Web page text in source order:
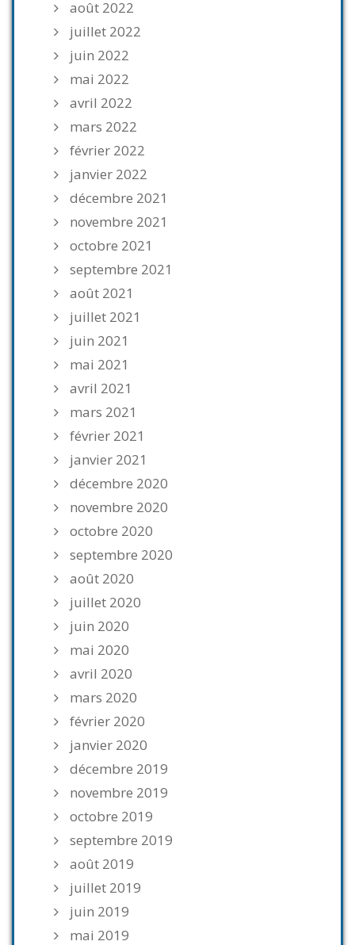
août 2022
juillet 2022
juin 2022
mai 2022
avril 2022
mars 2022
février 2022
janvier 2022
décembre 2021
novembre 2021
octobre 2021
septembre 2021
août 2021
juillet 2021
juin 2021
mai 2021
avril 2021
mars 2021
février 2021
janvier 2021
décembre 2020
novembre 2020
octobre 2020
septembre 2020
août 2020
juillet 2020
juin 2020
mai 2020
avril 2020
mars 2020
février 2020
janvier 2020
décembre 2019
novembre 2019
octobre 2019
septembre 2019
août 2019
juillet 2019
juin 2019
mai 2019